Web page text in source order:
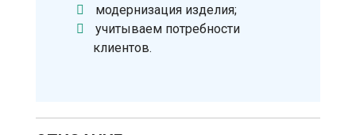
модернизация изделия;
учитываем потребности
клиентов.